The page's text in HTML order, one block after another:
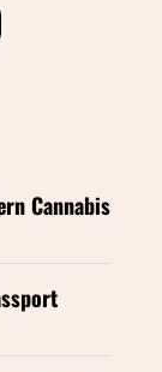
Cannabis